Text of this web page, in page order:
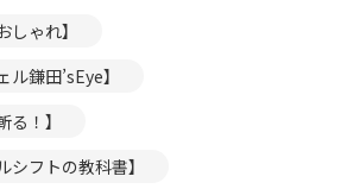
ゃれ】
鎌田’sEye】
！】
フトの教科書】